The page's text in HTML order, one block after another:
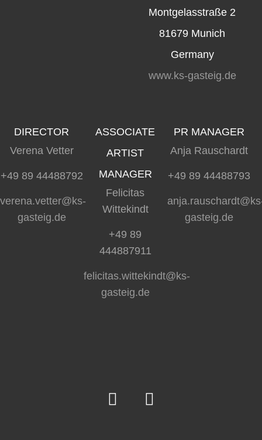
Montgelasstraße 2
81679 Munich
Germany
www.ks-gasteig.de
DIRECTOR
Verena Vetter
+49 89 44488792
verena.vetter@ks-
gasteig.de
ASSOCIATE
ARTIST
MANAGER
Felicitas
Wittekindt
+49 89
444887911
felicitas.wittekindt@ks-
gasteig.de
PR MANAGER
Anja Rauschardt
+49 89 44488793
gasteig.de